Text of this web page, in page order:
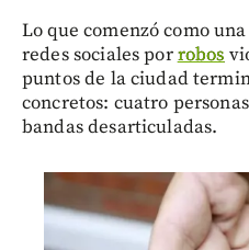
Lo que comenzó como
redes sociales porrobos
puntos de la ciudad
concretos: cuatro
bandas desarticuladas.